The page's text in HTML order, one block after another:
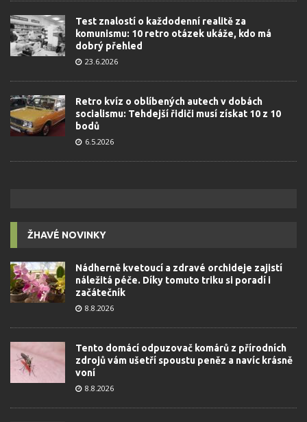
Test znalostí o každodenní realitě za
komunismu: 10 retro otázek ukáže, kdo má
dobrý přehled
23.6.2026
Retro kvíz o oblíbených autech v dobách
socialismu: Tehdejší řidiči musí získat 10 z 10
bodů
6.5.2026
ŽHAVÉ NOVINKY
Nádherně kvetoucí a zdravé orchideje zajistí
náležitá péče. Díky tomuto triku si poradí i
začátečník
8.8.2026
Tento domácí odpuzovač komárů z přírodních
zdrojů vám ušetří spoustu peněz a navíc krásně
voní
8.8.2026